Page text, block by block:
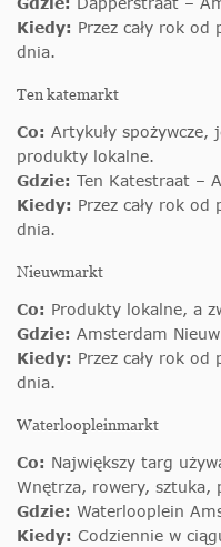
Kiedy: Przez cały rok
dnia.
Ten katemarkt
Co: Artykuły spożywcze,
produkty lokalne.
Gdzie: Ten Katestraat –
Kiedy: Przez cały rok
dnia.
Nieuwmarkt
Co: Produkty lokalne, a
Gdzie: Amsterdam
Kiedy: Przez cały rok
dnia.
Waterloopleinmarkt
Co: Największy targ
Wnętrza, rowery, sztuka,
Gdzie: Waterlooplein
Kiedy: Codziennie w